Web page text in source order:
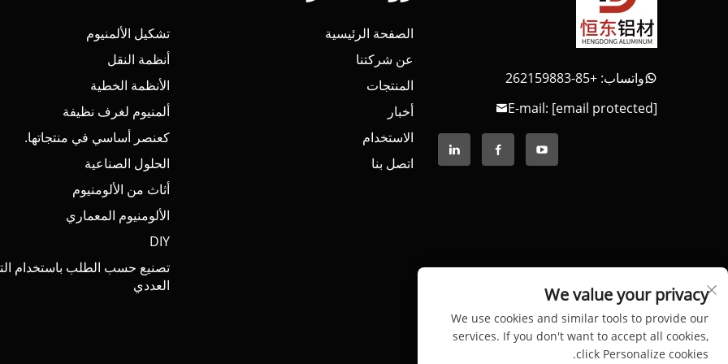
واتساب: +85-262159883
E-mail: [email protected]
الصفحة الرئيسية
عن شركتنا
المنتجات
أخبار
الاستخدام
اتصل بنا
تشكيل الألمنيوم
أنظمة النقل
الأنظمة الخطية
ألمنيوم لغرف نظيفة
كعنصر أساسي في منتجاتها.
الحلول الصناعية
أثاث من الألومنيوم
الألومنيوم المعماري
DIY
تصنيع حسب الطلب باستخدام
العددي
We value your privacy
We use cookies and similar tools to provide our
services. If you don't want to accept all cookies,
click Personalize cookies.